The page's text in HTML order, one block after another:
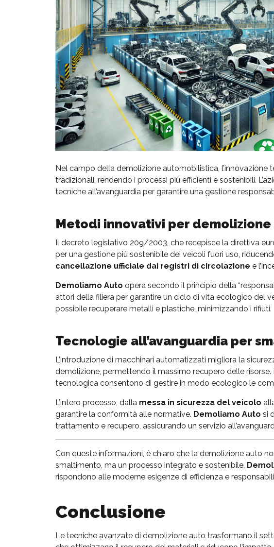
Nel campo della demolizione automobilistica,
tradizionali, rendendo i processi più efficienti e sostenibili.
tecniche all’avanguardia per garantire una gestione
Metodi innovativi per demolizione
Il decreto legislativo 209/2003, che recepisce la direttiva
per una gestione più sostenibile dei veicoli fuori uso,
cancellazione ufficiale dai registri di circolazione e
Demoliamo Auto opera secondo il principio della
attori della filiera per garantire un ciclo di vita ecologico del
possibile recuperare metalli e plastiche, minimizzando i rifiuti.
Tecnologie all’avanguardia per
L’introduzione di macchinari automatizzati migliora la
demolizione, permettendo il massimo recupero delle risorse.
tecnologica consentono di gestire in modo ecologico le
L’intero processo, dalla messa in sicurezza del veicolo
garantire la conformità alle normative. Demoliamo Auto si
trattamento e recupero, assicurando un servizio
Con queste informazioni, è chiaro che la demolizione auto
smaltimento, ma un processo integrato e sostenibile.
rispondono alle moderne esigenze di efficienza e
Conclusione
Le tecniche avanzate di demolizione auto trasformano il